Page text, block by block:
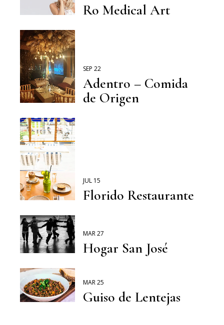
Ro Medical Art
SEP 22
Adentro – Comida
de Origen
JUL 15
Florido Restaurante
MAR 27
Hogar San José
MAR 25
Guiso de Lentejas